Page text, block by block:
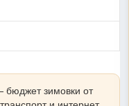
зимовки от